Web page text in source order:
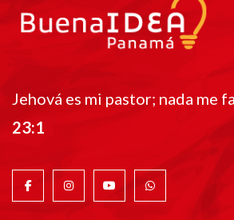
Jehová es mi pastor; nada me
23:1